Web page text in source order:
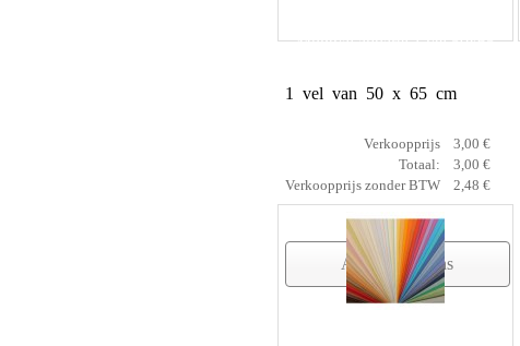
Montval aquarel 1 vel 50x65
1 vel van 50 x 65 cm
Verkoopprijs
3,00 €
Totaal:
3,00 €
Verkoopprijs zonder BTW
2,48 €
Artikelgegevens